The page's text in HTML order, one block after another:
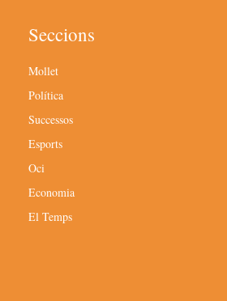
Seccions
Mollet
Política
Successos
Esports
Oci
Economia
El Temps